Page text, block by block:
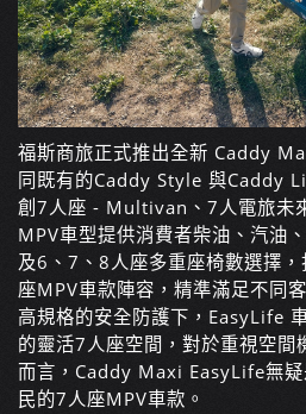
福斯商旅正式推出全新 Caddy
同既有的Caddy Style 與Caddy
創7人座 - Multivan、7人電旅未
MPV車型提供消費者柴油、汽油
及6、7、8人座多重座椅數選擇
座MPV車款陣容，精準滿足不同
高規格的安全防護下，EasyLife
的靈活7人座空間，對於重視空間
而言，Caddy Maxi EasyLife無
民的7人座MPV車款。